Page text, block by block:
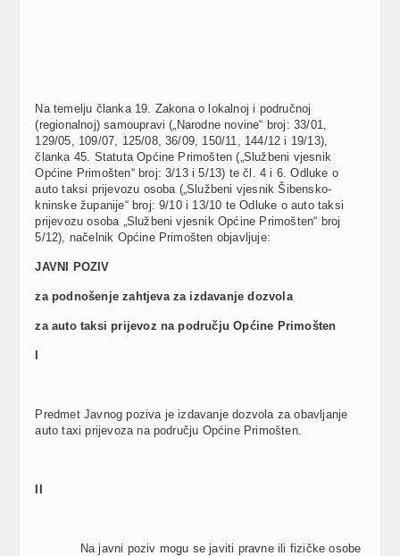
Na temelju članka 19. Zakona o lokalnoj i područnoj
(regionalnoj) samoupravi („Narodne novine“ broj: 33/01,
129/05, 109/07, 125/08, 36/09, 150/11, 144/12 i 19/13),
članka 45. Statuta Općine Primošten („Službeni vjesnik
Općine Primošten“ broj: 3/13 i 5/13) te čl. 4 i 6. Odluke o
auto taksi prijevozu osoba („Službeni vjesnik Šibensko-
kninske županije“ broj: 9/10 i 13/10 te Odluke o auto taksi
prijevozu osoba „Službeni vjesnik Općine Primošten“ broj
5/12), načelnik Općine Primošten objavljuje:
JAVNI POZIV
za podnošenje zahtjeva za izdavanje dozvola
za auto taksi prijevoz na području Općine Primošten
Predmet Javnog poziva je izdavanje dozvola za obavljanje
auto taxi prijevoza na području Općine Primošten.
Na javni poziv mogu se javiti pravne ili fizičke osobe